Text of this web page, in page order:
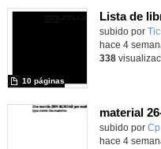
Lista de
subido por
10 páginas
hace 4
338
material
subido por
hace 4